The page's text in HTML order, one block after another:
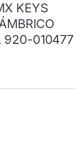
KEYS
920-010477